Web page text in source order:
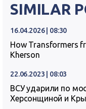
SIMILAR
16.04.2026 | 08:30
How Transformers
Kherson
22.06.2023 | 08:03
ВСУ ударили по
Херсонщиной и